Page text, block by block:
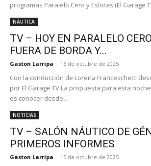
programas Paralelo Cero y Esloras (El Garage
NÁUTICA
TV – HOY EN PARALELO
FUERA DE BORDA Y...
Gaston Larripa - 16 de octubre de 2025
Con la conducción de Lorena Franceschetti
por El Garage TV La propuesta para esta
es conocer desde...
NOTICIAS
TV – SALÓN NÁUTICO DE
PRIMEROS INFORMES
Gaston Larripa - 15 de octubre de 2025